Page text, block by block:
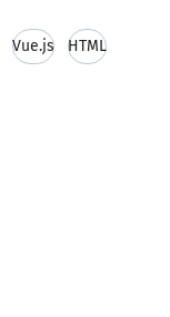
Vue.js HTML